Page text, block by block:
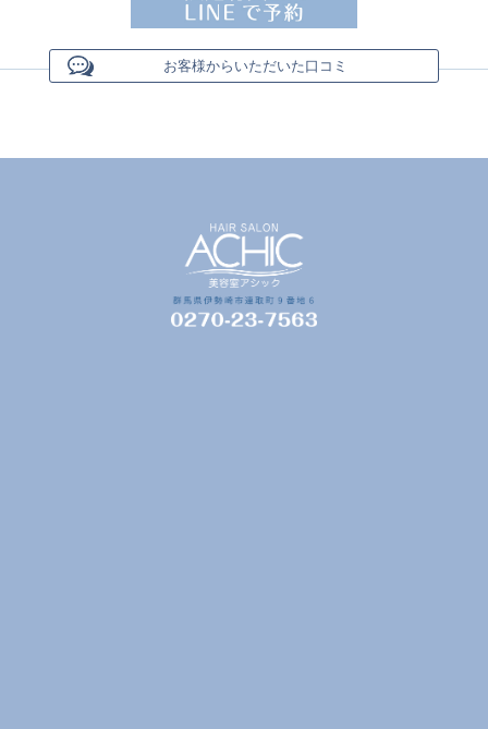
お客様からいただいた口コミ